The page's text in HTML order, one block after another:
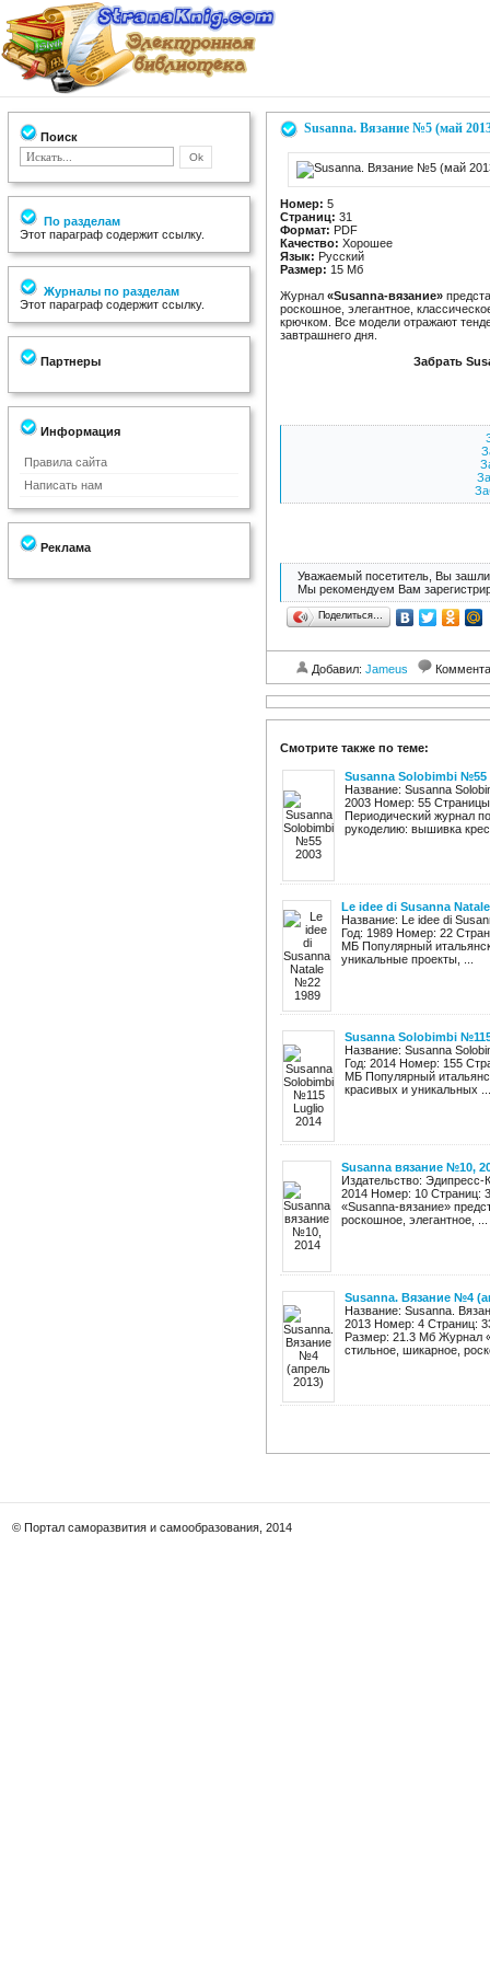
Поиск
По разделам
Этот параграф содержит ссылку.
Журналы по разделам
Этот параграф содержит ссылку.
Партнеры
Информация
Правила сайта
Написать нам
Реклама
Susanna. Вязание №5 (май
Номер: 5
Страниц: 31
Формат: PDF
Качество: Хорошее
Язык: Русский
Размер: 15 Мб
Журнал «Susanna-вязание»
роскошное, элегантное,
крючком. Все модели отражают
завтрашнего дня.
Забрать
Уважаемый посетитель, Вы зашли
Мы рекомендуем Вам
Поделиться…
Добавил: Jameus
Смотрите также по теме:
Susanna Solobimbi №55
Название: Susanna
2003 Номер: 55
Периодический журнал
рукоделию: вышивка
Le idee di Susanna
Название: Le idee di
Год: 1989 Номер: 22
МБ Популярный
уникальные проекты, ...
Susanna Solobimbi
Название: Susanna
Год: 2014 Номер: 155
МБ Популярный
красивых и уникальных ...
Susanna вязание №10,
Издательство:
2014 Номер: 10 Страниц:
«Susanna-вязание»
роскошное, элегантное, ...
Susanna. Вязание №4
Название: Susanna.
2013 Номер: 4 Страниц:
Размер: 21.3 Мб Журнал
стильное, шикарное,
© Портал саморазвития и самообразования, 2014